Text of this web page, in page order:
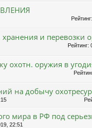
и перевозки
Рейтинг:
охотн. оружия в
на добычу
мира в РФ под
22:51